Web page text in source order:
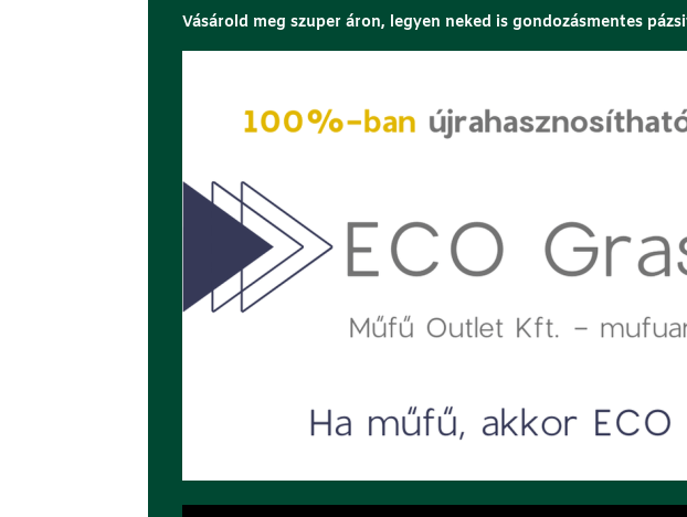
Vásárold meg szuper áron, legyen neked is gondozásmentes